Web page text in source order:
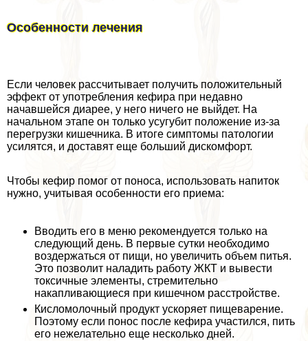
Особенности лечения
Если человек рассчитывает получить положительный
эффект от употрeбления кефира при недавно
начавшейся диарее, у него ничего не выйдет. На
начальном этапе он только усугубит положение из-за
перегрузки кишечника. В итоге симптомы патологии
усилятся, и доставят еще больший дискомфорт.
Чтобы кефир помог от поноса, использовать напиток
нужно, учитывая особенности его приема:
Вводить его в меню рекомендуется только на
следующий день. В первые сутки необходимо
воздержаться от пищи, но увеличить объем питья.
Это позволит наладить работу ЖКТ и вывести
токсичные элементы, стремительно
накапливающиеся при кишечном расстройстве.
Кисломолочный продукт ускоряет пищеварение.
Поэтому если понос после кефира участился, пить
его нежелательно еще несколько дней.